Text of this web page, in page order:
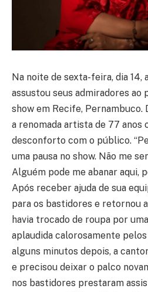
Na noite de sexta-feira, dia 14,
assustou seus admiradores ao
show em Recife, Pernambuco.
a renomada artista de 77 anos
desconforto com o público.
uma pausa no show. Não me
Alguém pode me abanar aqui,
Após receber ajuda de sua
para os bastidores e retornou
havia trocado de roupa por
aplaudida calorosamente
alguns minutos depois, a
e precisou deixar o palco
nos bastidores prestaram